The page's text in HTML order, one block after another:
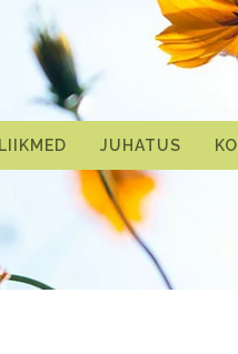
LIIKMED JUHATUS